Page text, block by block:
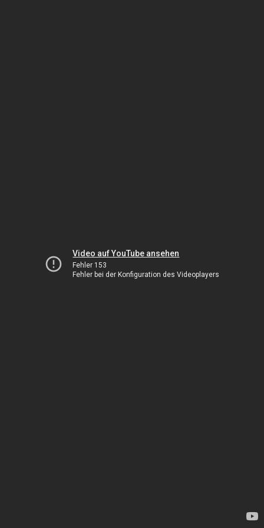
Video auf YouTube ansehen
Fehler 153
Fehler bei der Konfiguration des Videoplayers